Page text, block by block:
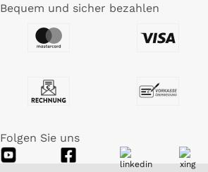
Bequem und sicher bezahlen
Folgen Sie uns